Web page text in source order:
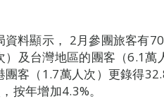
資料顯示， 2月參團旅客有
）及台灣地區的團客（6.1
團客（1.7萬人次）更錄得
按年增加4.3%。